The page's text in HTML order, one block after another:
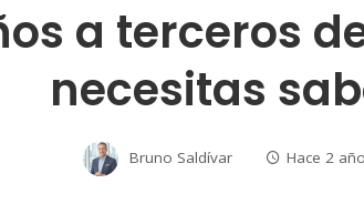
a terceros
necesitas
Bruno Saldívar Hace 2